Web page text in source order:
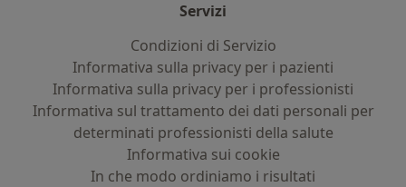
Servizi
Condizioni di Servizio
Informativa sulla privacy per i pazienti
Informativa sulla privacy per i professionisti
Informativa sul trattamento dei dati personali per
determinati professionisti della salute
Informativa sui cookie
In che modo ordiniamo i risultati